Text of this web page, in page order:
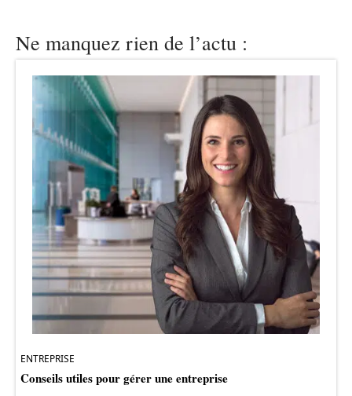
Ne manquez rien de l’actu :
ENTREPRISE
Conseils utiles pour gérer une entreprise